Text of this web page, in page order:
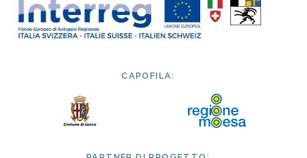
CAPOFILA: